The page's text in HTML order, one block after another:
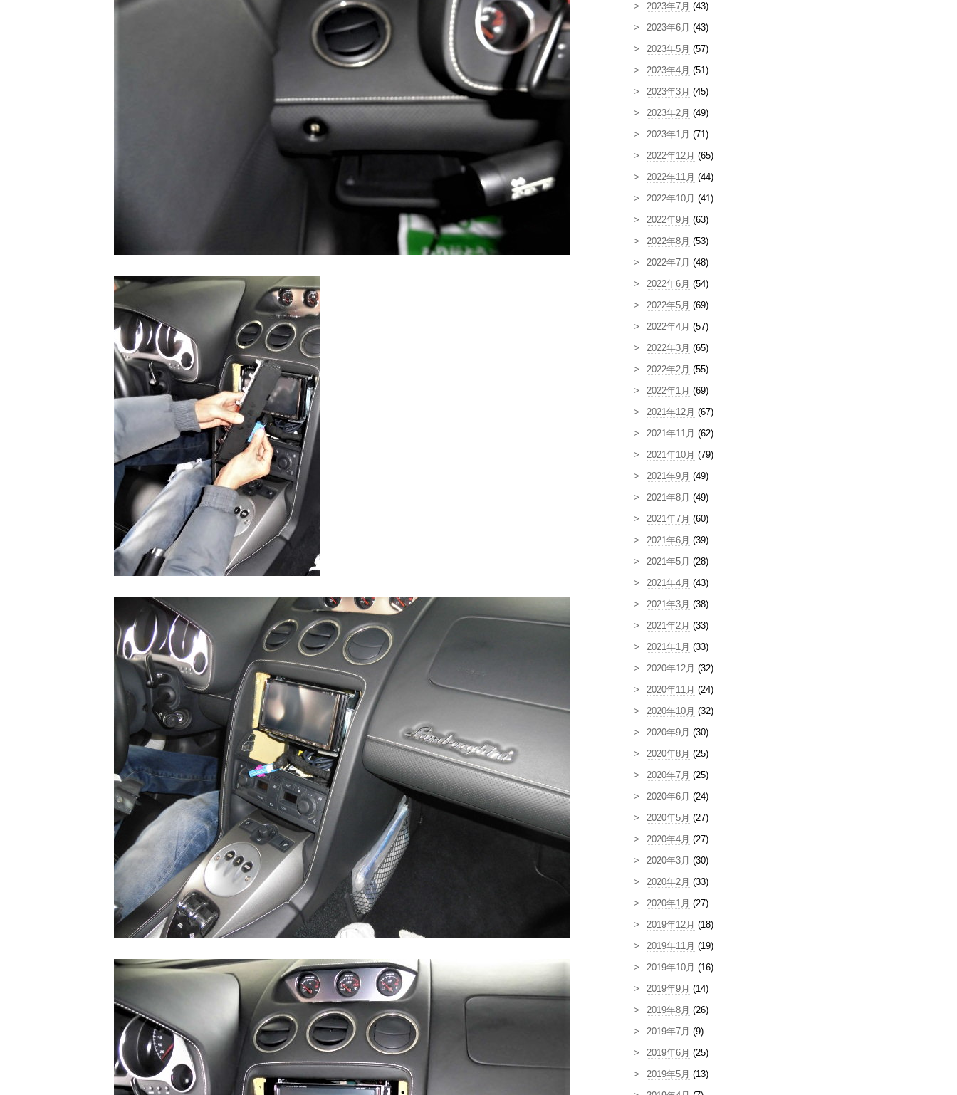
2023年7月 (43)
2023年6月 (43)
2023年5月 (57)
2023年4月 (51)
2023年3月 (45)
2023年2月 (49)
2023年1月 (71)
2022年12月 (65)
2022年11月 (44)
2022年10月 (41)
2022年9月 (63)
2022年8月 (53)
2022年7月 (48)
2022年6月 (54)
2022年5月 (69)
2022年4月 (57)
2022年3月 (65)
2022年2月 (55)
2022年1月 (69)
2021年12月 (67)
2021年11月 (62)
2021年10月 (79)
2021年9月 (49)
2021年8月 (49)
2021年7月 (60)
2021年6月 (39)
2021年5月 (28)
2021年4月 (43)
2021年3月 (38)
2021年2月 (33)
2021年1月 (33)
2020年12月 (32)
2020年11月 (24)
2020年10月 (32)
2020年9月 (30)
2020年8月 (25)
2020年7月 (25)
2020年6月 (24)
2020年5月 (27)
2020年4月 (27)
2020年3月 (30)
2020年2月 (33)
2020年1月 (27)
2019年12月 (18)
2019年11月 (19)
2019年10月 (16)
2019年9月 (14)
2019年8月 (26)
2019年7月 (9)
2019年6月 (25)
2019年5月 (13)